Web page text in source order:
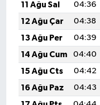
11 Ağu Sal
04:36
12 Ağu Çar
04:38
13 Ağu Per
04:39
14 Ağu Cum
04:40
15 Ağu Cts
04:42
16 Ağu Paz
04:43